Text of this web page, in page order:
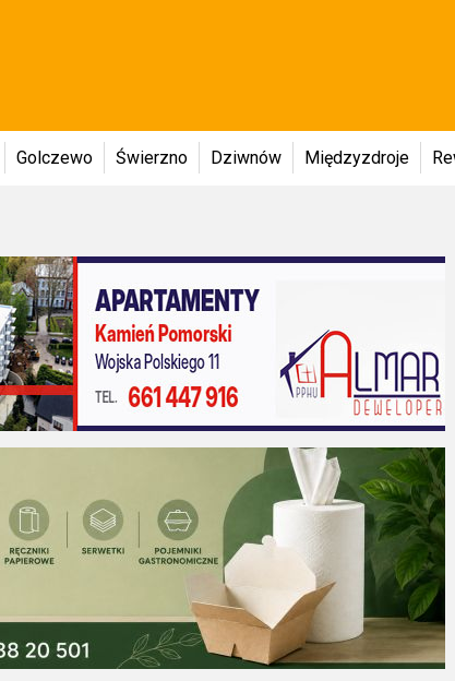
Golczewo Świerzno Dziwnów Międzyzdroje